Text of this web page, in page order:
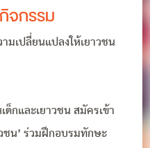
จกรรม
ามเปลี่ยนแปลงให้เยาวชน
กและเยาวชน สมัครเข้า
ชน’ ร่วมฝึกอบรมทักษะ